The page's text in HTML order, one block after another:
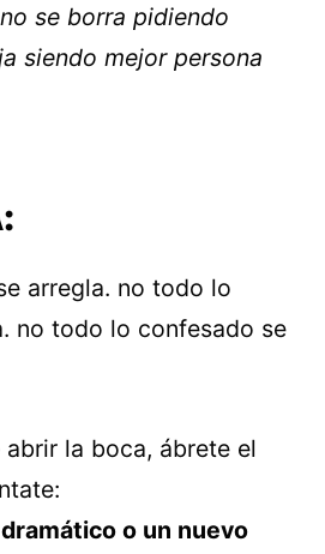
se borra pidiendo
siendo mejor persona
arregla. no todo lo
no todo lo confesado se
la boca, ábrete el
o un nuevo